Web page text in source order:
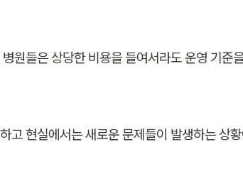
원들은 상당한 비용을 들여서라도 운영 기준
고 현실에서는 새로운 문제들이 발생하는 상